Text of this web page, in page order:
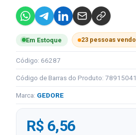
Em Estoque 23 pessoas
Código: 66287
Código de Barras do Produto:
Marca: GEDORE
R$ 6,56